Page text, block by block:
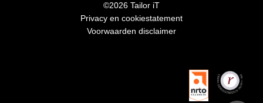
©2026 Tailor iT
Privacy en cookiestatement
Voorwaarden disclaimer